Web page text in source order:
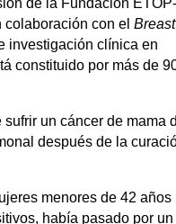
de la Fundación ETOP-
colaboración con el Breast
investigación clínica en
constituido por más de
un cáncer de mama
después de la
menores de 42 años
había pasado por un